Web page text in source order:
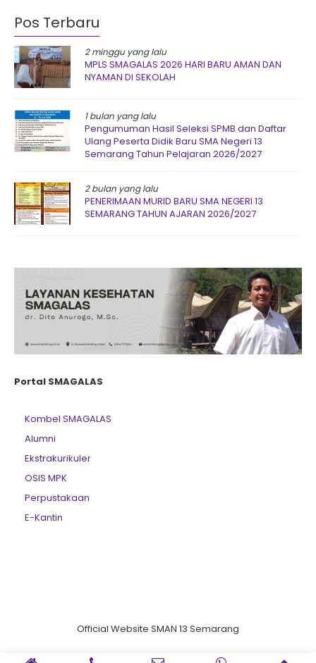
Pos Terbaru
2 minggu yang lalu
MPLS SMAGALAS 2026 HARI BARU AMAN DAN
NYAMAN DI SEKOLAH
1 bulan yang lalu
Pengumuman Hasil Seleksi SPMB dan Daftar
Ulang Peserta Didik Baru SMA Negeri 13
Semarang Tahun Pelajaran 2026/2027
2 bulan yang lalu
PENERIMAAN MURID BARU SMA NEGERI 13
SEMARANG TAHUN AJARAN 2026/2027
Portal SMAGALAS
Kombel SMAGALAS
Alumni
Ekstrakurikuler
OSIS MPK
Perpustakaan
E-Kantin
Official Website SMAN 13 Semarang